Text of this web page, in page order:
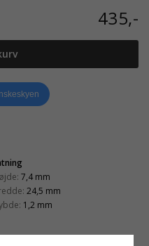
435,-
7,4 mm
24,5 mm
1,2 mm